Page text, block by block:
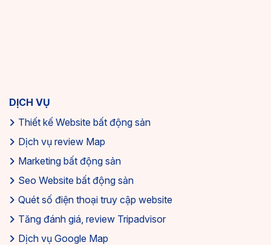
DỊCH VỤ
Thiết kế Website bất động sản
Dịch vụ review Map
Marketing bất động sản
Seo Website bất động sản
Quét số điện thoại truy cập website
Tăng đánh giá, review Tripadvisor
Dịch vụ Google Map